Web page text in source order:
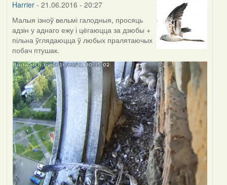
Harrier- 21.06.2016 - 20:27
Малыя ізноў вельмі галодныя, просяць
адзін у аднаго ежу і цёгаюцца за дзюбы +
пільна ўглядаюцца ў любых пралятаючых
побач птушак.